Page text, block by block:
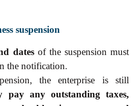
suspension
datesof the suspension must
the notification.
the enterprise is still
pay any outstanding taxes,